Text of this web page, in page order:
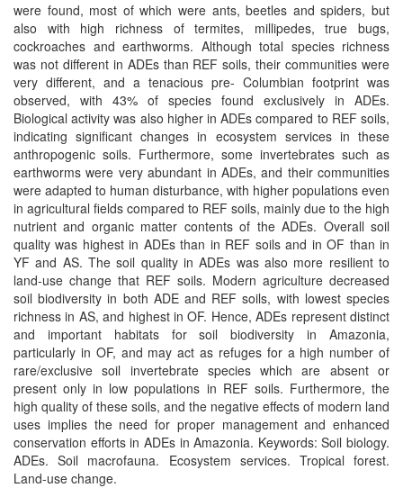
were found, most of which were ants, beetles and spiders, but
also with high richness of termites, millipedes, true bugs,
cockroaches and earthworms. Although total species richness
was not different in ADEs than REF soils, their communities were
very different, and a tenacious pre- Columbian footprint was
observed, with 43% of species found exclusively in ADEs.
Biological activity was also higher in ADEs compared to REF soils,
indicating significant changes in ecosystem services in these
anthropogenic soils. Furthermore, some invertebrates such as
earthworms were very abundant in ADEs, and their communities
were adapted to human disturbance, with higher populations even
in agricultural fields compared to REF soils, mainly due to the high
nutrient and organic matter contents of the ADEs. Overall soil
quality was highest in ADEs than in REF soils and in OF than in
YF and AS. The soil quality in ADEs was also more resilient to
land-use change that REF soils. Modern agriculture decreased
soil biodiversity in both ADE and REF soils, with lowest species
richness in AS, and highest in OF. Hence, ADEs represent distinct
and important habitats for soil biodiversity in Amazonia,
particularly in OF, and may act as refuges for a high number of
rare/exclusive soil invertebrate species which are absent or
present only in low populations in REF soils. Furthermore, the
high quality of these soils, and the negative effects of modern land
uses implies the need for proper management and enhanced
conservation efforts in ADEs in Amazonia. Keywords: Soil biology.
ADEs. Soil macrofauna. Ecosystem services. Tropical forest.
Land-use change.